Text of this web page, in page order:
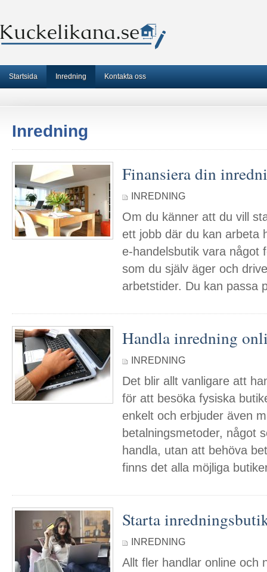
Startsida Inredning Kontakta oss
Inredning
Finansiera din
INREDNING
Om du känner att du vill
ett jobb där du kan arbeta
e-handelsbutik vara något
som du själv äger och
arbetstider. Du kan
Handla inredning
INREDNING
Det blir allt vanligare att
för att besöka fysiska
enkelt och erbjuder även
betalningsmetoder, något
handla, utan att behöva
finns det alla möjliga
Starta
INREDNING
Allt fler handlar online och